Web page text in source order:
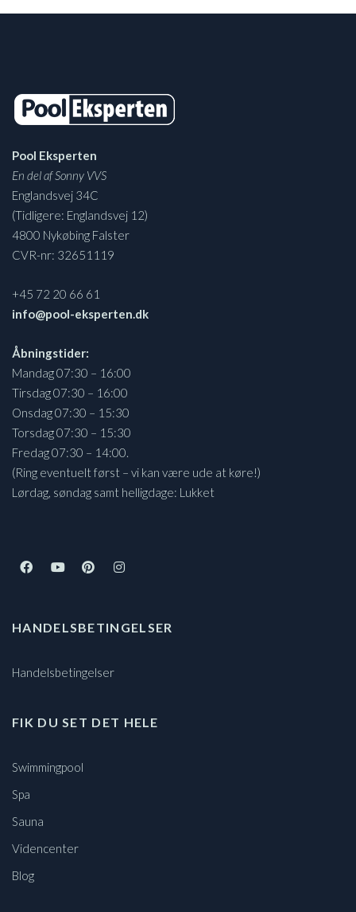
Pool Eksperten
En del af Sonny VVS
Englandsvej 34C
(Tidligere: Englandsvej 12)
4800 Nykøbing Falster
CVR-nr: 32651119
+45 72 20 66 61
info@pool-eksperten.dk
Åbningstider:
Mandag 07:30 – 16:00
Tirsdag 07:30 – 16:00
Onsdag 07:30 – 15:30
Torsdag 07:30 – 15:30
Fredag 07:30 – 14:00.
(Ring eventuelt først – vi kan være ude at køre!)
Lørdag, søndag samt helligdage: Lukket
HANDELSBETINGELSER
Handelsbetingelser
FIK DU SET DET HELE
Swimmingpool
Spa
Sauna
Videncenter
Blog